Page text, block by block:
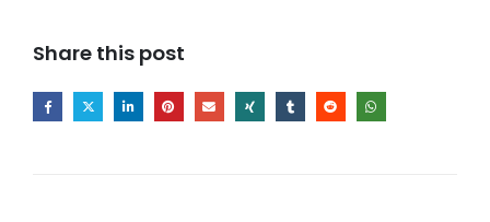
Share this post